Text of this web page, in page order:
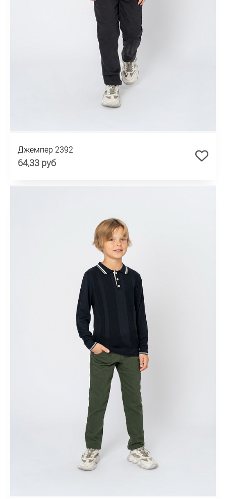
Джемпер 2392
64,33 руб